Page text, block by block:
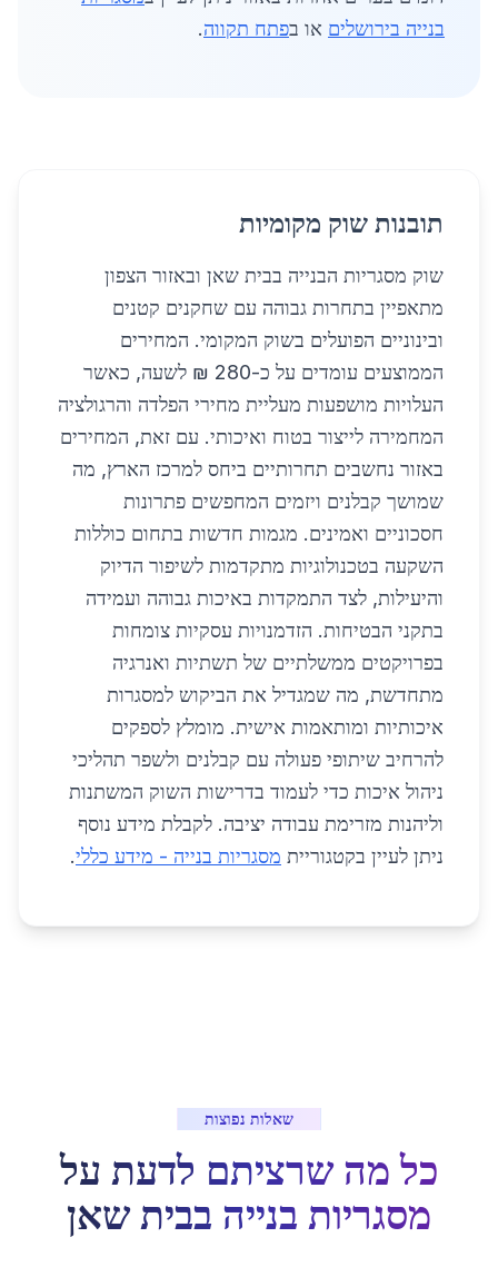
בנייה בירושלים או בפתח תקווה.
תובנות שוק מקומיות
שוק מסגריות הבנייה בבית שאן ובאזור הצפון
מתאפיין בתחרות גבוהה עם שחקנים קטנים
ובינוניים הפועלים בשוק המקומי. המחירים
הממוצעים עומדים על כ-280 ₪ לשעה, כאשר
העלויות מושפעות מעליית מחירי הפלדה והרגולציה
המחמירה לייצור בטוח ואיכותי. עם זאת, המחירים
באזור נחשבים תחרותיים ביחס למרכז הארץ, מה
שמושך קבלנים ויזמים המחפשים פתרונות
חסכוניים ואמינים. מגמות חדשות בתחום כוללות
השקעה בטכנולוגיות מתקדמות לשיפור הדיוק
והיעילות, לצד התמקדות באיכות גבוהה ועמידה
בתקני הבטיחות. הזדמנויות עסקיות צומחות
בפרויקטים ממשלתיים של תשתיות ואנרגיה
מתחדשת, מה שמגדיל את הביקוש למסגרות
איכותיות ומותאמות אישית. מומלץ לספקים
להרחיב שיתופי פעולה עם קבלנים ולשפר תהליכי
ניהול איכות כדי לעמוד בדרישות השוק המשתנות
וליהנות מזרימת עבודה יציבה. לקבלת מידע נוסף
ניתן לעיין בקטגוריית מסגריות בנייה - מידע כללי.
שאלות נפוצות
כל מה שרציתם לדעת על
מסגריות בנייה בבית שאן